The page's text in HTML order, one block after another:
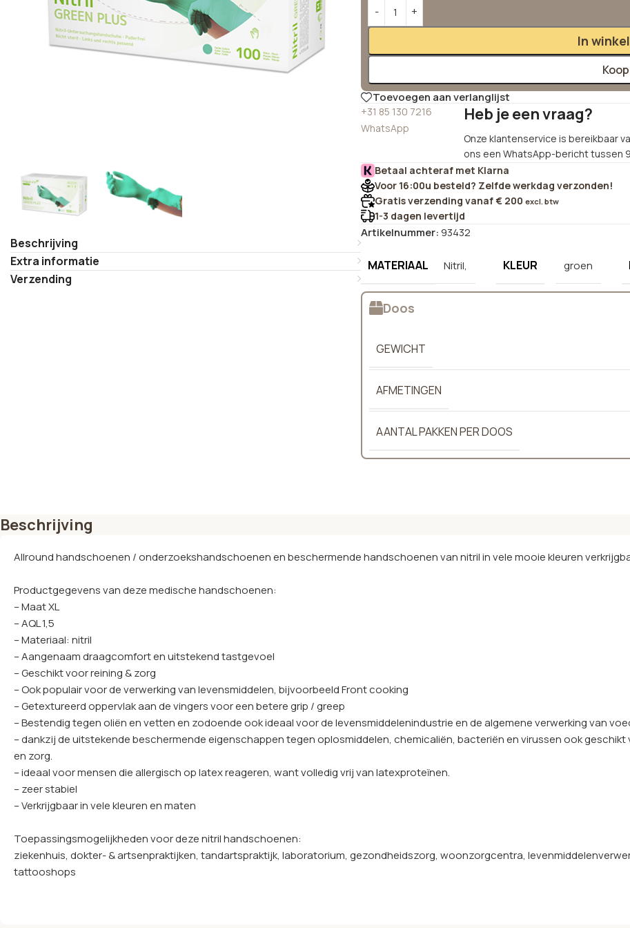
Beschrijving
Extra informatie
Verzending
In
Toevoegen aan verlanglijst
+31 85 130 7216
WhatsApp
Heb je een vraag?
Onze klantenservice is bereikbaar
ons een WhatsApp-bericht tussen
Betaal achteraf met Klarna
Voor 16:00u besteld? Zelfde werkdag verzonden!
Gratis verzending vanaf € 200 excl. btw
1-3 dagen levertijd
Artikelnummer: 93432
MATERIAAL Nitril, KLEUR groen
Doos
GEWICHT
AFMETINGEN
AANTAL PAKKEN PER DOOS
Beschrijving
Allround handschoenen / onderzoekshandschoenen en beschermende handschoenen van nitril in vele mooie kleuren
Productgegevens van deze medische handschoenen:
– Maat XL
– AQL 1,5
– Materiaal: nitril
– Aangenaam draagcomfort en uitstekend tastgevoel
– Geschikt voor reining & zorg
– Ook populair voor de verwerking van levensmiddelen, bijvoorbeeld Front cooking
– Getextureerd oppervlak aan de vingers voor een betere grip / greep
– Bestendig tegen oliën en vetten en zodoende ook ideaal voor de levensmiddelenindustrie en de algemene verwerking van
– dankzij de uitstekende beschermende eigenschappen tegen oplosmiddelen, chemicaliën, bacteriën en virussen ook
en zorg.
– ideaal voor mensen die allergisch op latex reageren, want volledig vrij van latexproteïnen.
– zeer stabiel
– Verkrijgbaar in vele kleuren en maten
Toepassingsmogelijkheden voor deze nitril handschoenen:
ziekenhuis, dokter- & artsenpraktijken, tandartspraktijk, laboratorium, gezondheidszorg, woonzorgcentra,
tattooshops